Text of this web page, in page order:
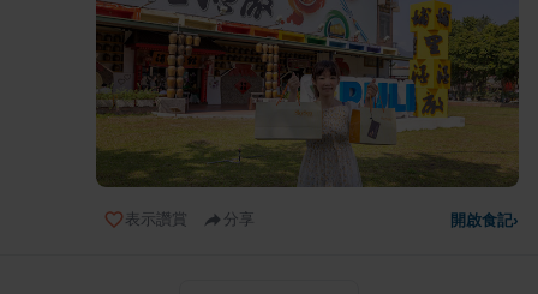
表示讚賞 分享 開啟食記›